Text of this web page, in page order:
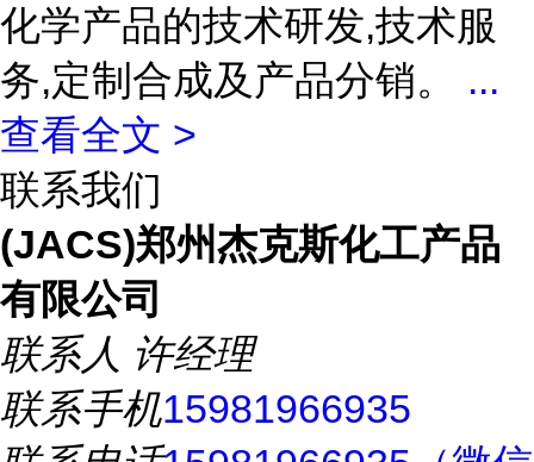
化学产品的技术研发,技术服
务,定制合成及产品分销。 ...
查看全文 >
联系我们
(JACS)郑州杰克斯化工产品
有限公司
联系人 许经理
联系手机15981966935